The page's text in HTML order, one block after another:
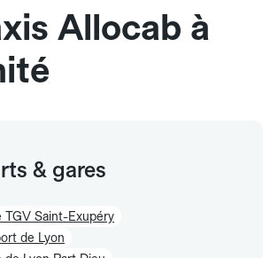
Allocab à
& gares
TGV Saint-Exupéry
de Lyon